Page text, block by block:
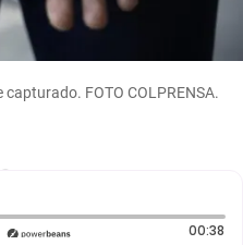
FOTO COLPRENSA.
0 segundos 00:38